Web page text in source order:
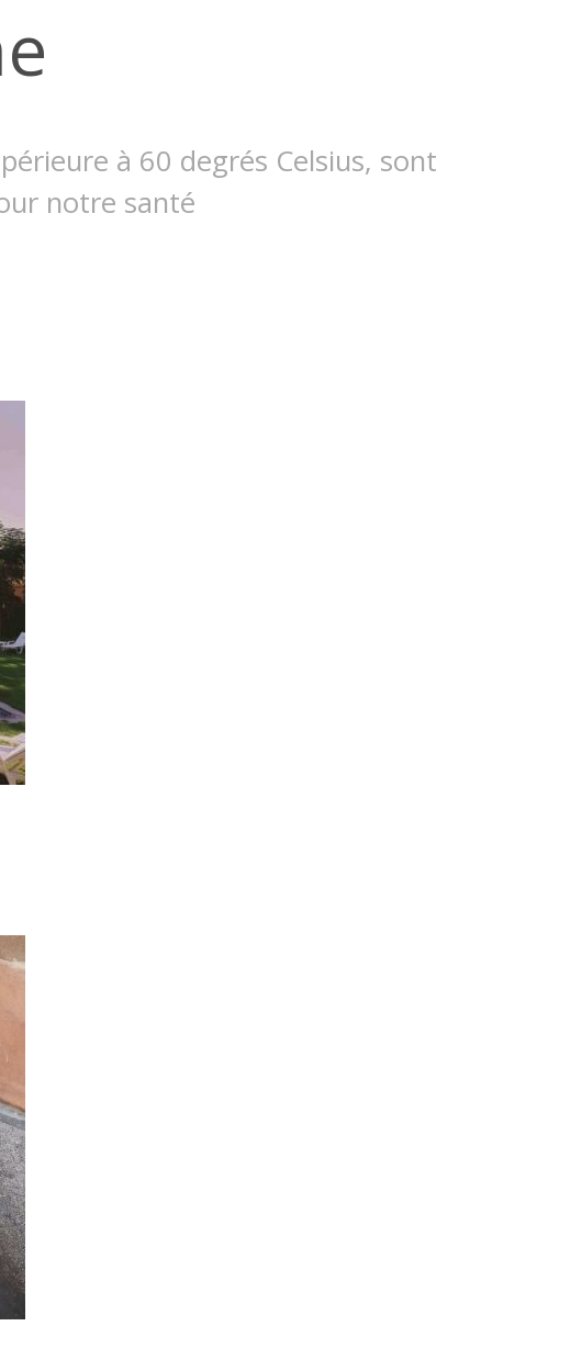
à 60 degrés Celsius, sont
notre santé